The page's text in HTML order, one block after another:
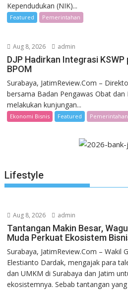
Kependudukan (NIK)...
Featured Pemerintahan
Aug 8, 2026 admin
DJP Hadirkan Integrasi
BPOM
Surabaya, JatimReview.Com –
bersama Badan Pengawas Obat dan
melakukan kunjungan...
Ekonomi Bisnis Featured Pemerintahan
Lifestyle
Aug 8, 2026 admin
Tantangan Makin Besar,
Muda Perkuat Ekosistem
Surabaya, JatimReview.Com – Wakil
Elestianto Dardak, mengajak para
dan UMKM di Surabaya dan Jatim
ekosistemnya. Sebab tantangan